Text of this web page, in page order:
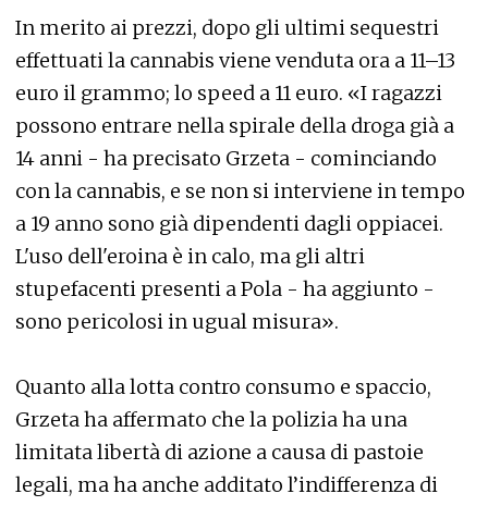
In merito ai prezzi, dopo gli ultimi sequestri
effettuati la cannabis viene venduta ora a 11–13
euro il grammo; lo speed a 11 euro. «I ragazzi
possono entrare nella spirale della droga già a
14 anni - ha precisato Grzeta - cominciando
con la cannabis, e se non si interviene in tempo
a 19 anno sono già dipendenti dagli oppiacei.
L'uso dell'eroina è in calo, ma gli altri
stupefacenti presenti a Pola - ha aggiunto -
sono pericolosi in ugual misura».
Quanto alla lotta contro consumo e spaccio,
Grzeta ha affermato che la polizia ha una
limitata libertà di azione a causa di pastoie
legali, ma ha anche additato l’indifferenza di